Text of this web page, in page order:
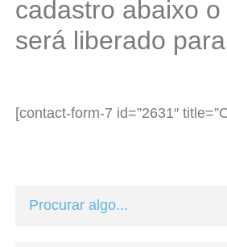
cadastro abaixo
será liberado
[contact-form-7 id=”2631″